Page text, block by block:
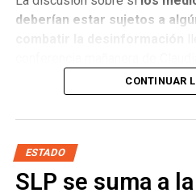
deberían estar sujetos a
presidenta hizo un llamado a
periodismo actúen con ética y
nuevo, pero que sigue
¿cómo combatir la
CONTINUAR
ESTADO
SLP se suma a